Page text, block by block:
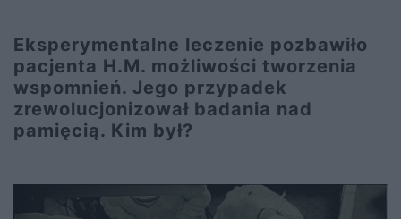
Eksperymentalne leczenie pozbawiło
pacjenta H.M. możliwości tworzenia
wspomnień. Jego przypadek
zrewolucjonizował badania nad
pamięcią. Kim był?